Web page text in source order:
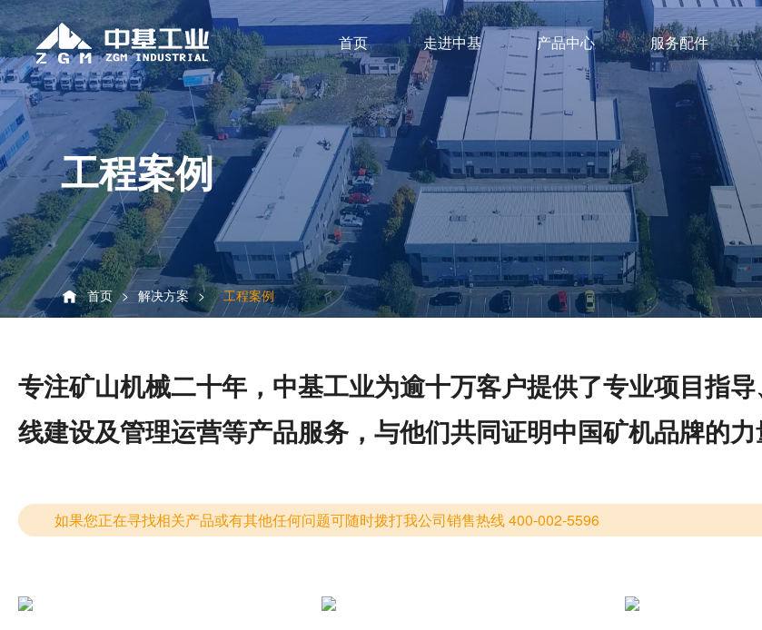
首页 走进中基 产品中心 服务配件
工程案例
首页 > 解决方案 > 工程案例
专注矿山机械二十年，中基工业为逾十万客户提供了专业项目指
线建设及管理运营等产品服务，与他们共同证明中国矿机品牌的力
如果您正在寻找相关产品或有其他任何问题可随时拨打我公司销售热线 400-002-5596